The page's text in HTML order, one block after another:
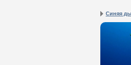
Синяя